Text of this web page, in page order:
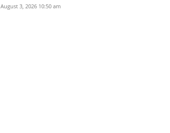
August 3, 2026 10:50 am